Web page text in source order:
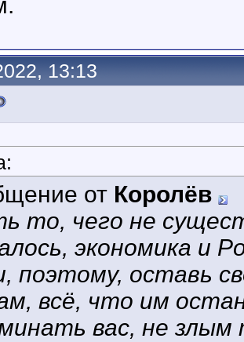
13:13
от Королёв
то, чего не
экономика и
поэтому, оставь
всё, что им
вас, не злым